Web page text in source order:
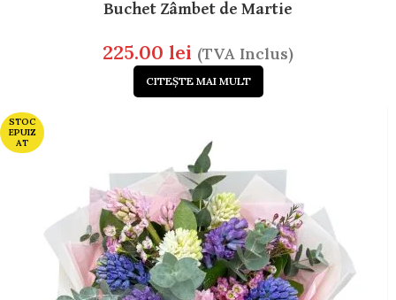
Buchet Zâmbet de Martie
225.00 lei (TVA Inclus)
CITEȘTE MAI MULT
STOC
EPUIZ
AT